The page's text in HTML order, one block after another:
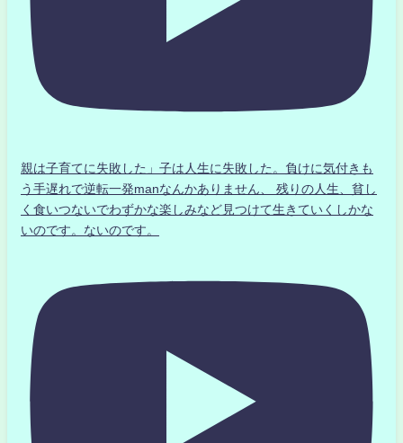
親は子育てに失敗した」子は人生に失敗した。負けに気付きも
う手遅れで逆転一発manなんかありません、 残りの人生、貧し
く食いつないでわずかな楽しみなど見つけて生きていくしかな
いのです。ないのです。